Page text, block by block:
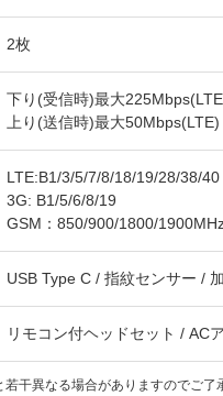
2枚
下り(受信時)最大
上り(送信時)最大50Mbps(LTE)
LTE:B1/3/5/7/8/18/19/28/38/40
3G: B1/5/6/8/19
GSM：850/900/1800/
USB Type C / 指紋センサー /
リモコン付ヘッドセット / AC
干異なる場合がありますのでご了